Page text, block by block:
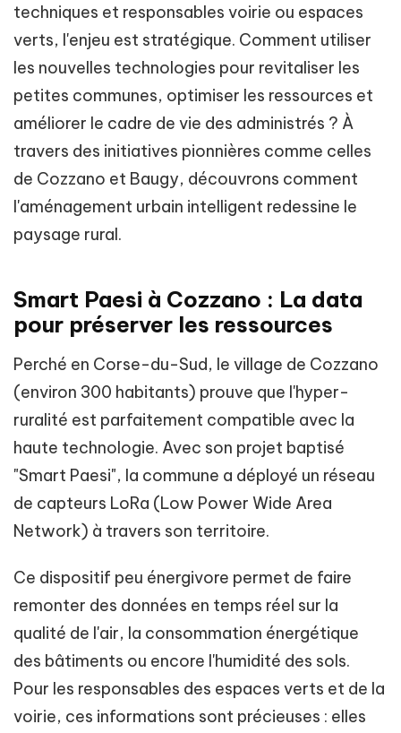
techniques et responsables voirie ou espaces
verts, l'enjeu est stratégique. Comment utiliser
les nouvelles technologies pour revitaliser les
petites communes, optimiser les ressources et
améliorer le cadre de vie des administrés ? À
travers des initiatives pionnières comme celles
de Cozzano et Baugy, découvrons comment
l'aménagement urbain intelligent redessine le
paysage rural.
Smart Paesi à Cozzano : La data
pour préserver les ressources
Perché en Corse-du-Sud, le village de Cozzano
(environ 300 habitants) prouve que l'hyper-
ruralité est parfaitement compatible avec la
haute technologie. Avec son projet baptisé
"Smart Paesi", la commune a déployé un réseau
de capteurs LoRa (Low Power Wide Area
Network) à travers son territoire.
Ce dispositif peu énergivore permet de faire
remonter des données en temps réel sur la
qualité de l'air, la consommation énergétique
des bâtiments ou encore l'humidité des sols.
Pour les responsables des espaces verts et de la
voirie, ces informations sont précieuses : elles